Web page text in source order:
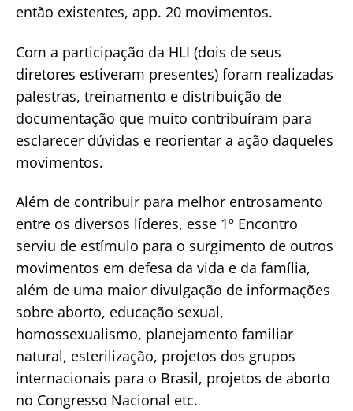
então existentes, app. 20 movimentos.
Com a participação da HLI (dois de seus
diretores estiveram presentes) foram realizadas
palestras, treinamento e distribuição de
documentação que muito contribuíram para
esclarecer dúvidas e reorientar a ação daqueles
movimentos.
Além de contribuir para melhor entrosamento
entre os diversos líderes, esse 1º Encontro
serviu de estímulo para o surgimento de outros
movimentos em defesa da vida e da família,
além de uma maior divulgação de informações
sobre aborto, educação sexual,
homossexualismo, planejamento familiar
natural, esterilização, projetos dos grupos
internacionais para o Brasil, projetos de aborto
no Congresso Nacional etc.